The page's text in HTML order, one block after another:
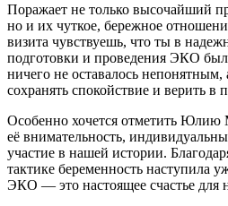
Поражает не только высочайший
но и их чуткое, бережное
визита чувствуешь, что ты в
подготовки и проведения ЭКО
ничего не оставалось непонятным,
сохранять спокойствие и верить в
Особенно хочется отметить Юлию
её внимательность,
участие в нашей истории.
тактике беременность наступила
ЭКО — это настоящее счастье для